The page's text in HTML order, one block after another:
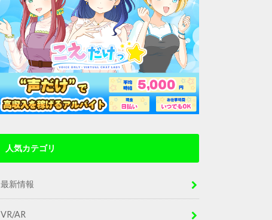
人気カテゴリ
最新情報
VR/AR